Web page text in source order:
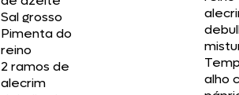
Sal grosso
Pimenta do
reino
2 ramos de
alecrim
alho